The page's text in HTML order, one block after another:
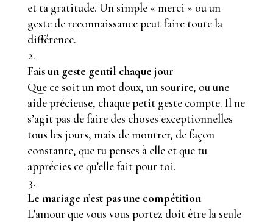
et ta gratitude. Un simple « merci » ou un
geste de reconnaissance peut faire toute la
différence.
Fais un geste gentil chaque jour
Que ce soit un mot doux, un sourire, ou une
aide précieuse, chaque petit geste compte. Il ne
s’agit pas de faire des choses exceptionnelles
tous les jours, mais de montrer, de façon
constante, que tu penses à elle et que tu
apprécies ce qu’elle fait pour toi.
Le mariage n’est pas une compétition
L’amour que vous vous portez doit être la seule